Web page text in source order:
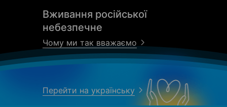
Вживання російської
небезпечне
Чому ми так вважаємо
Перейти на українську